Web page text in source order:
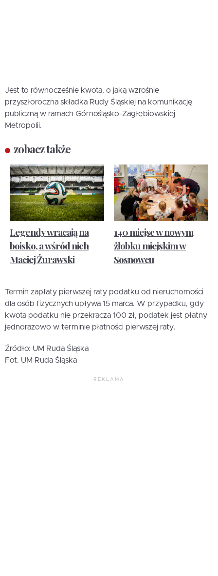
Jest to równocześnie kwota, o jaką wzrośnie
przyszłoroczna składka Rudy Śląskiej na komunikację
publiczną w ramach Górnośląsko-Zagłębiowskiej
Metropolii.
zobacz także
Legendy wracają na
boisko, a wśród nich
Maciej Żurawski
140 miejsc w nowym
żłobku miejskim w
Sosnowcu
Termin zapłaty pierwszej raty podatku od nieruchomości
dla osób fizycznych upływa 15 marca. W przypadku, gdy
kwota podatku nie przekracza 100 zł, podatek jest płatny
jednorazowo w terminie płatności pierwszej raty.
Źródło: UM Ruda Śląska
Fot. UM Ruda Śląska
REKLAMA